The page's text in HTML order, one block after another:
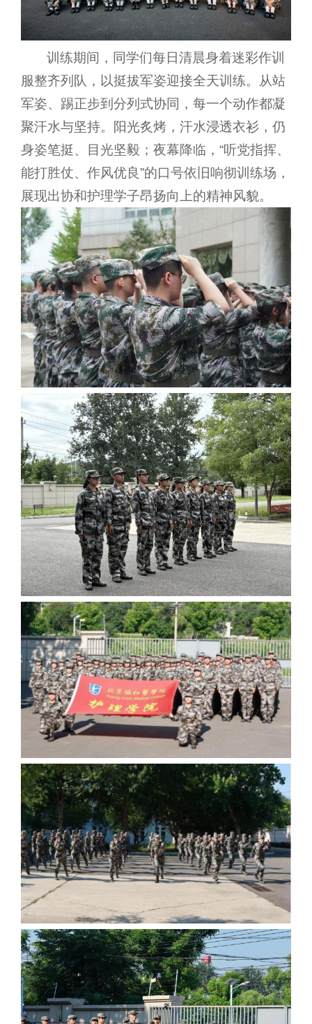
训练期间，同学们每日清晨身着迷彩作训
服整齐列队，以挺拔军姿迎接全天训练。从站
军姿、踢正步到分列式协同，每一个动作都凝
聚汗水与坚持。阳光炙烤，汗水浸透衣衫，仍
身姿笔挺、目光坚毅；夜幕降临，“听党指挥、
能打胜仗、作风优良”的口号依旧响彻训练场，
展现出协和护理学子昂扬向上的精神风貌。